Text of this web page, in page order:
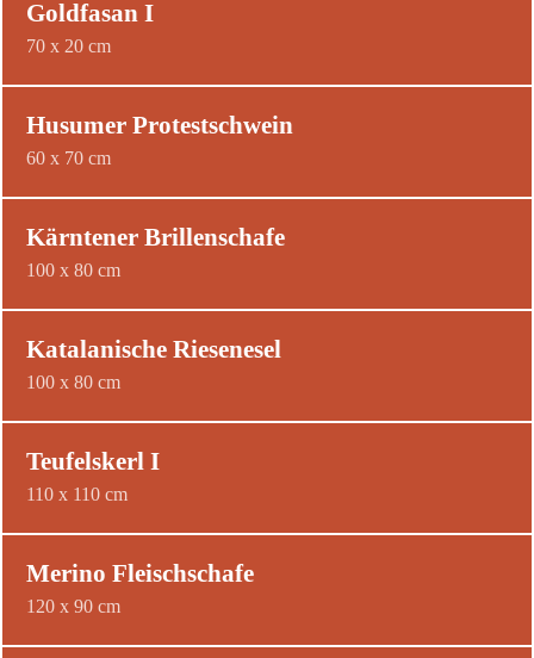
Goldfasan I
70 x 20 cm
Husumer Protestschwein
60 x 70 cm
Kärntener Brillenschafe
100 x 80 cm
Katalanische Riesenesel
100 x 80 cm
Teufelskerl I
110 x 110 cm
Merino Fleischschafe
120 x 90 cm